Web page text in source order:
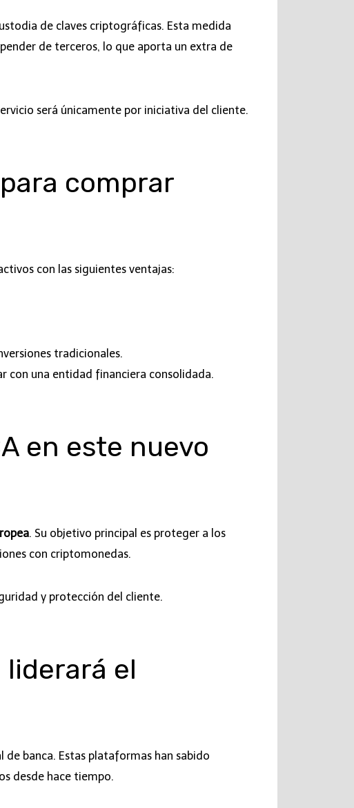
de claves criptográficas. Esta medida
de terceros, lo que aporta un extra de
será únicamente por iniciativa del cliente.
comprar
con las siguientes ventajas:
tradicionales.
con una entidad financiera consolidada.
en este nuevo
. Su objetivo principal es proteger a los
con criptomonedas.
y protección del cliente.
liderará el
banca. Estas plataformas han sabido
desde hace tiempo.